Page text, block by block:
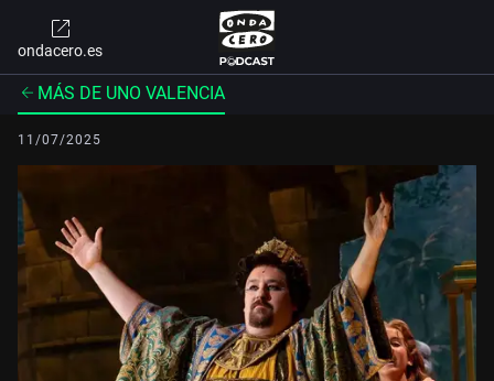
ondacero.es
MÁS DE UNO VALENCIA
11/07/2025